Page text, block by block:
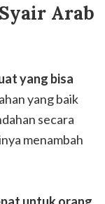
Arab
yang bisa
yang baik
secara
menambah